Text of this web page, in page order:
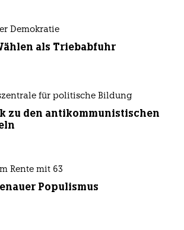
Demokratie
als Triebabfuhr
für politische Bildung
zu den antikommunistischen
Rente mit 63
Populismus